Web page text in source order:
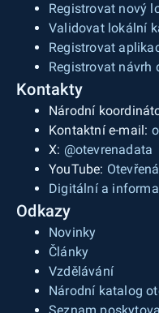
Registrovat nový
Validovat lokální
Registrovat
Registrovat návrh
Kontakty
Národní
Kontaktní e-mail:
X: @otevrenadata
YouTube:
Digitální a
Odkazy
Novinky
Články
Vzdělávání
Národní katalog